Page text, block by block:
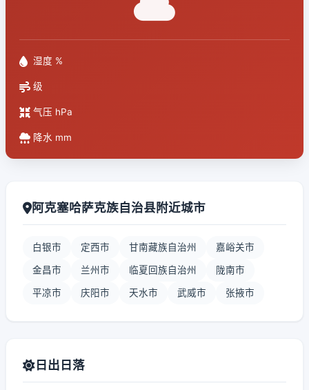
湿度 %
级
气压 hPa
降水 mm
阿克塞哈萨克族自治县附近城市
白银市 定西市 甘南藏族自治州 嘉峪关市
金昌市 兰州市 临夏回族自治州 陇南市
平凉市 庆阳市 天水市 武威市 张掖市
日出日落